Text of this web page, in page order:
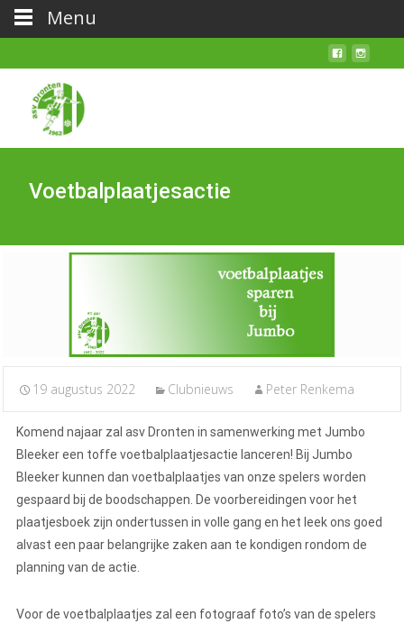
Voetbalplaatjesactie
19 augustus 2022 Clubnieuws Peter Renkema
Komend najaar zal asv Dronten in samenwerking met Jumbo
Bleeker een toffe voetbalplaatjesactie lanceren! Bij Jumbo
Bleeker kunnen dan voetbalplaatjes van onze spelers worden
gespaard bij de boodschappen. De voorbereidingen voor het
plaatjesboek zijn ondertussen in volle gang en het leek ons goed
alvast een paar belangrijke zaken aan te kondigen rondom de
planning van de actie.
Voor de voetbalplaatjes zal een fotograaf foto’s van de spelers
Menu